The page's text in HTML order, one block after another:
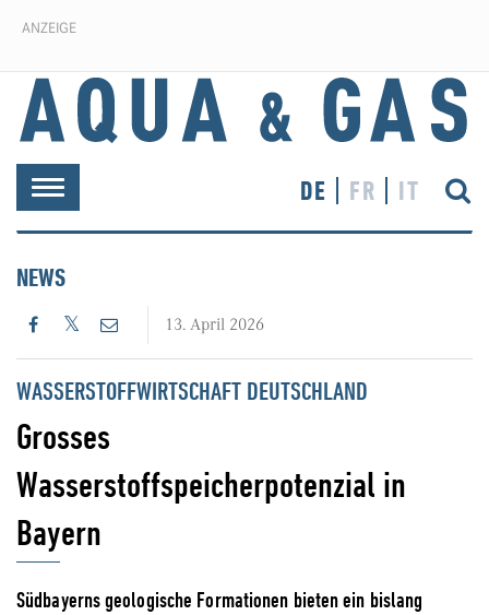
ANZEIGE
Toggle
navigation
DE FR IT
NEWS
13. April 2026
WASSERSTOFFWIRTSCHAFT DEUTSCHLAND
Grosses
Wasserstoffspeicherpotenzial in
Bayern
Südbayerns geologische Formationen bieten ein bislang